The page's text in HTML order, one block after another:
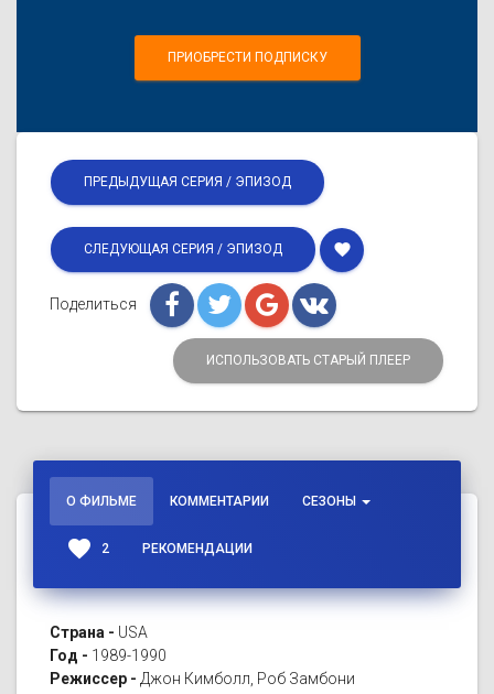
ПРИОБРЕСТИ ПОДПИСКУ
ПРЕДЫДУЩАЯ СЕРИЯ / ЭПИЗОД
СЛЕДУЮЩАЯ СЕРИЯ / ЭПИЗОД favorite
Поделиться
ИСПОЛЬЗОВАТЬ СТАРЫЙ ПЛЕЕР
О ФИЛЬМЕ КОММЕНТАРИИ СЕЗОНЫ
favorite 2 РЕКОМЕНДАЦИИ
Страна - USA
Год - 1989-1990
Режиссер - Джон Кимболл, Роб Замбони